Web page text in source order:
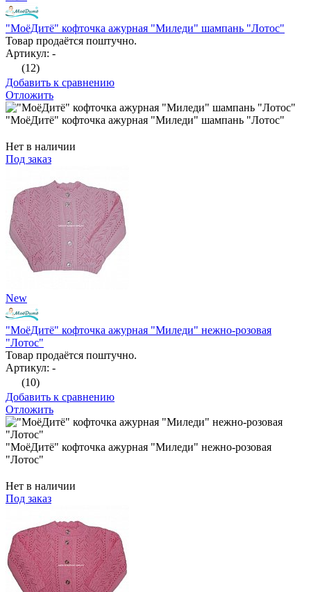
"МоёДитё" кофточка ажурная "Миледи" шампань "Лотос"
Товар продаётся поштучно.
Артикул: -
(12)
Добавить к сравнению
Отложить
"МоёДитё" кофточка ажурная "Миледи" шампань "Лотос"
Нет в наличии
Под заказ
New
"МоёДитё" кофточка ажурная "Миледи" нежно-розовая
"Лотос"
Товар продаётся поштучно.
Артикул: -
(10)
Добавить к сравнению
Отложить
"МоёДитё" кофточка ажурная "Миледи" нежно-розовая
"Лотос"
Нет в наличии
Под заказ